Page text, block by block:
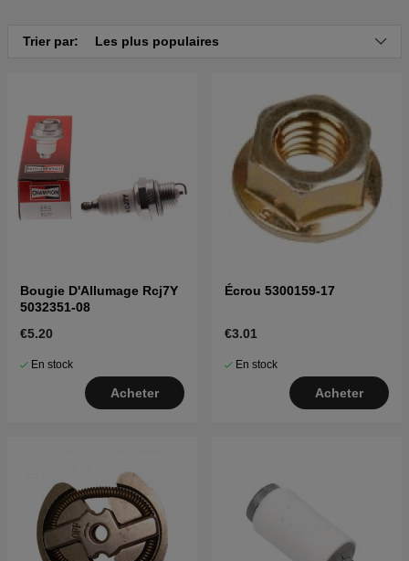
Trier par: Les plus populaires
Bougie D'Allumage Rcj7Y
5032351-08
€5.20
En stock
Acheter
Écrou 5300159-17
€3.01
En stock
Acheter